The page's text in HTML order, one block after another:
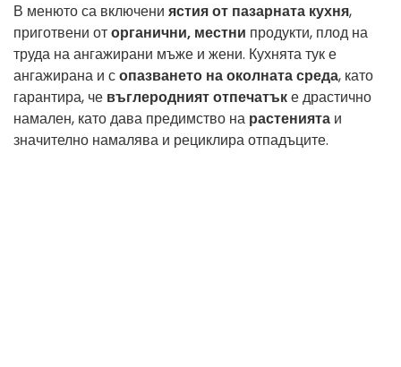
В менюто са включени ястия от пазарната кухня,
приготвени оторганични, местни продукти, плод на
труда на ангажирани мъже и жени. Кухнята тук е
ангажирана и сопазването на околната среда, като
гарантира, че въглеродният отпечатъке драстично
намален, като дава предимство на растенията и
значително намалява и рециклира отпадъците.